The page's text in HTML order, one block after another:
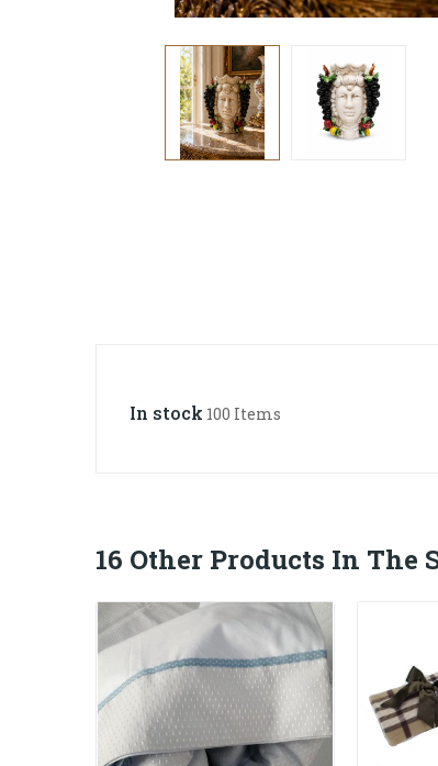
In stock 100 Items
16 Other Products In The